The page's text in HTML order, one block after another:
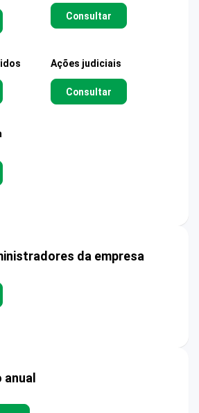
Consultar
Ações judiciais
Consultar
da empresa